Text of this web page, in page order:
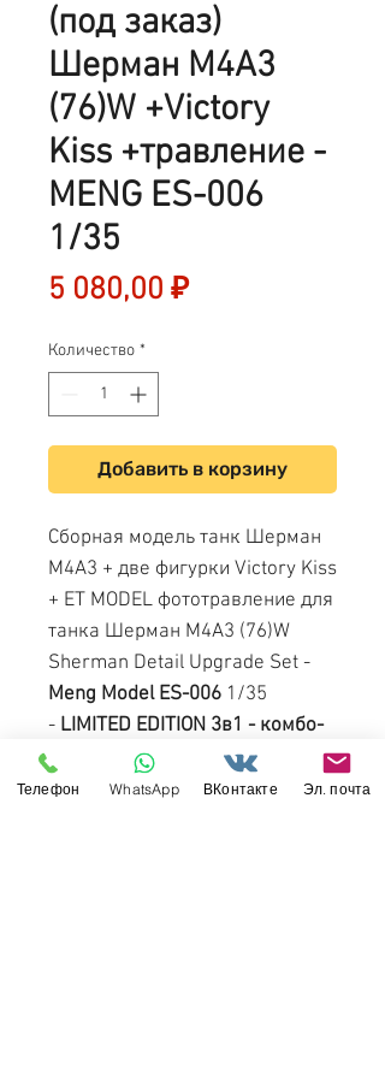
(под заказ)
Шерман M4A3
(76)W +Victory
Kiss +травление -
MENG ES-006
1/35
5 080,00 ₽Цена
Количество *
Добавить в корзину
Сборная модель танк Шерман
М4А3 + две фигурки Victory Kiss
+ ET MODEL фототравление для
танка Шерман M4A3 (76)W
Sherman Detail Upgrade Set -
Meng Model ES-006 1/35
- LIMITED EDITION 3в1 - комбо-
набор три в одном.
Телефон WhatsApp ВКонтакте Эл. почта